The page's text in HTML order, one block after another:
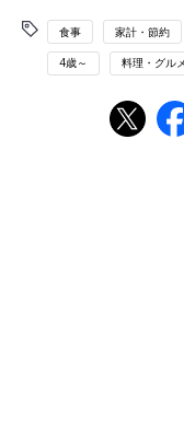
食事 家計・節約
4歳～ 料理・グル